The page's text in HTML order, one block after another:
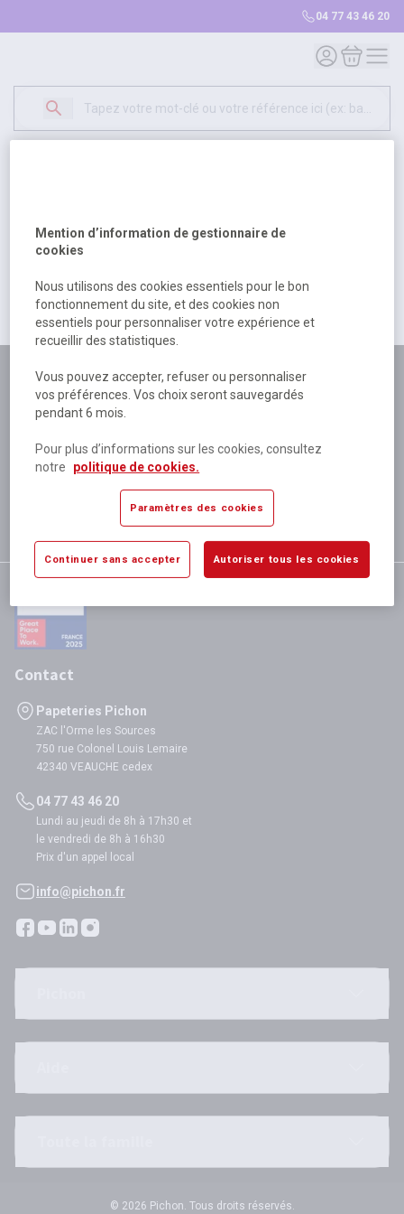
04 77 43 46 20
Mon compte
Mon
500
excuser pour la gêne occasionée.
Retour Retour à l'accueil
Plus de 180 personnes
à votre écoute
Plus de 80 000 références
disponibles
Expédition le jour même
si validation avant 12h
satisfaction totale
Contact
Papeteries Pichon
ZAC l'Orme les Sources
750 rue Colonel Louis Lemaire
42340 VEAUCHE cedex
04 77 43 46 20
Lundi au jeudi de 8h à 17h30 et
le vendredi de 8h à 16h30
Prix d'un appel local
info@pichon.fr
© 2026 Pichon. Tous droits réservés.
Mention d’information de gestionnaire de
cookies
Nous utilisons des cookies essentiels pour le bon
fonctionnement du site, et des cookies non
essentiels pour personnaliser votre expérience et
recueillir des statistiques.
Vous pouvez accepter, refuser ou personnaliser
vos préférences. Vos choix seront sauvegardés
pendant 6 mois.
Pour plus d’informations sur les cookies, consultez
notre
politique de cookies.
Paramètres des cookies
Continuer sans accepter Autoriser tous les cookies